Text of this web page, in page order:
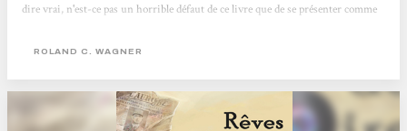
dire vrai, n'est-ce pas un horrible défaut de ce livre que de se présenter comme
Un tour de force remarquable. Le récit lui-même n'en est pas un, assez
ROLAND C. WAGNER